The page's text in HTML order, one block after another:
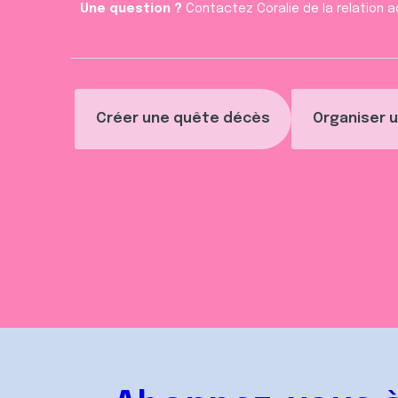
Créer une quête décès Organiser
Une question ? Contactez Coralie de la relation